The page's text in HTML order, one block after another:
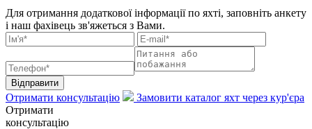
Для отримання додаткової інформації по яхті, заповніть анкету
і наш фахівець зв'яжеться з Вами.
Відправити
Отримати консультацію
Замовити каталог яхт через кур'єра
Отримати
консультацію